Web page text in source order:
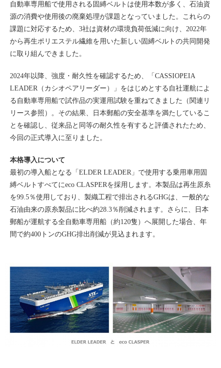
自動車専用船で使用される固縛ベルトは使用本数が多く、石油資
源の消費や使用後の廃棄処理が課題となっていました。これらの
課題に対応するため、3社は資材の環境負荷低減に向け、2022年
から再生ポリエステル繊維を用いた新しい固縛ベルトの共同開発
に取り組んできました。
2024年以降、強度・耐久性を確認するため、「CASSIOPEIA
LEADER（カシオペアリーダー）」をはじめとする自社運航によ
る自動車専用船で試作品の実運用試験を重ねてきました（関連リ
リース参照）。その結果、日本郵船の安全基準を満たしているこ
とを確認し、従来品と同等の耐久性を有すると評価されたため、
今回の正式導入に至りました。
本格導入について
最初の導入船となる「ELDER LEADER」で使用する乗用車用固
縛ベルトすべてにeco CLASPERを採用します。本製品は再生原糸
を99.5％使用しており、製織工程で排出されるGHGは、一般的な
石油由来の原糸製品に比べ約28.3％削減されます。さらに、日本
郵船が運航する全自動車専用船（約120隻）へ展開した場合、年
間で約400トンのGHG排出削減が見込まれます。